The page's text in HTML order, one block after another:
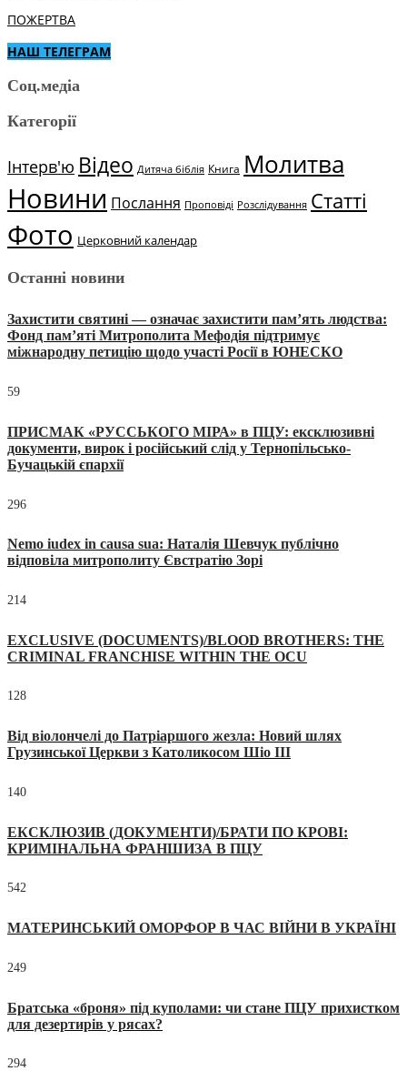
ПОЖЕРТВА
НАШ ТЕЛЕГРАМ
Соц.медіа
Категорії
Інтерв'ю Відео Дитяча біблія Книга Молитва
Новини Послання Проповіді Розслідування Статті
Фото Церковний календар
Останні новини
Захистити святині — означає захистити пам’ять людства:
Фонд пам’яті Митрополита Мефодія підтримує
міжнародну петицію щодо участі Росії в ЮНЕСКО
59
ПРИСМАК «РУССЬКОГО МІРА» в ПЦУ: ексклюзивні
документи, вирок і російський слід у Тернопільсько-
Бучацькій єпархії
296
Nemo iudex in causa sua: Наталія Шевчук публічно
відповіла митрополиту Євстратію Зорі
214
EXCLUSIVE (DOCUMENTS)/BLOOD BROTHERS: THE
CRIMINAL FRANCHISE WITHIN THE OCU
128
Від віолончелі до Патріаршого жезла: Новий шлях
Грузинської Церкви з Католикосом Шіо III
140
ЕКСКЛЮЗИВ (ДОКУМЕНТИ)/БРАТИ ПО КРОВІ:
КРИМІНАЛЬНА ФРАНШИЗА В ПЦУ
542
МАТЕРИНСЬКИЙ ОМОРФОР В ЧАС ВІЙНИ В УКРАЇНІ
249
Братська «броня» під куполами: чи стане ПЦУ прихистком
для дезертирів у рясах?
294